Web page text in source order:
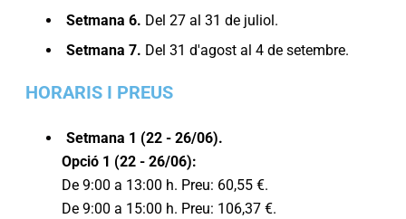
Setmana 6. Del 27 al 31 de juliol.
Setmana 7. Del 31 d'agost al 4 de setembre.
HORARIS I PREUS
Setmana 1 (22 - 26/06).
Opció 1 (22 - 26/06):
De 9:00 a 13:00 h. Preu: 60,55 €.
De 9:00 a 15:00 h. Preu: 106,37 €.